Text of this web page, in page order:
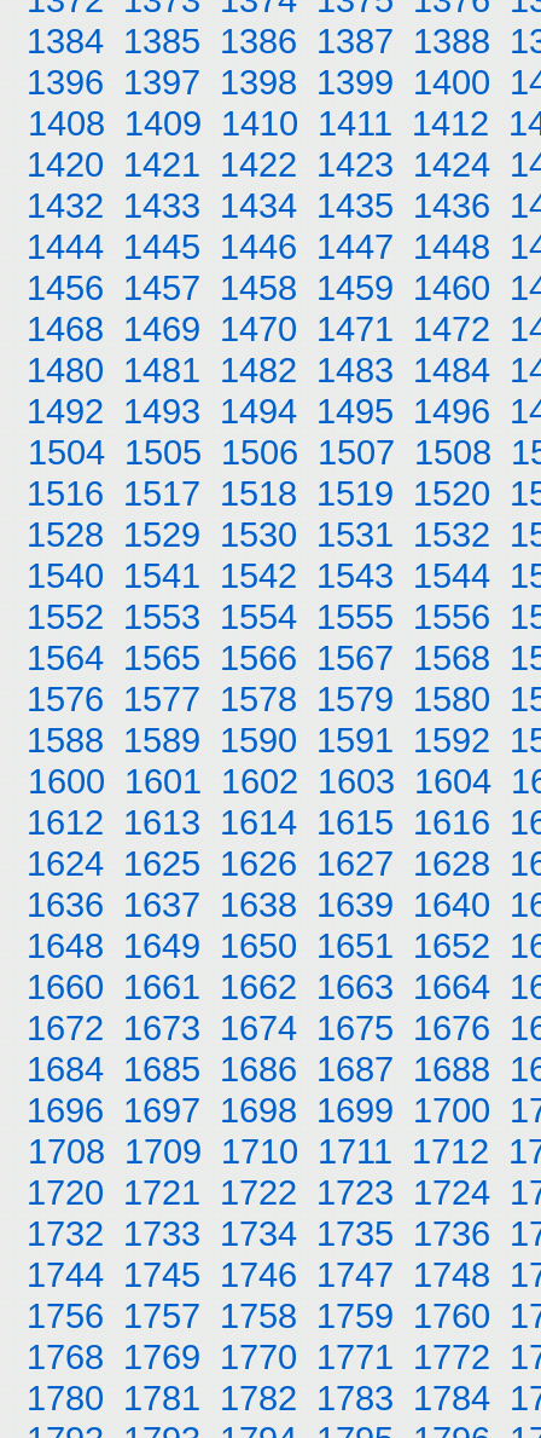
1384 1385 1386 1387 1388
1396 1397 1398 1399 1400
1408 1409 1410 1411 1412
1420 1421 1422 1423 1424
1432 1433 1434 1435 1436
1444 1445 1446 1447 1448
1456 1457 1458 1459 1460
1468 1469 1470 1471 1472
1480 1481 1482 1483 1484
1492 1493 1494 1495 1496
1504 1505 1506 1507 1508
1516 1517 1518 1519 1520
1528 1529 1530 1531 1532
1540 1541 1542 1543 1544
1552 1553 1554 1555 1556
1564 1565 1566 1567 1568
1576 1577 1578 1579 1580
1588 1589 1590 1591 1592
1600 1601 1602 1603 1604
1612 1613 1614 1615 1616
1624 1625 1626 1627 1628
1636 1637 1638 1639 1640
1648 1649 1650 1651 1652
1660 1661 1662 1663 1664
1672 1673 1674 1675 1676
1684 1685 1686 1687 1688
1696 1697 1698 1699 1700
1708 1709 1710 1711 1712
1720 1721 1722 1723 1724
1732 1733 1734 1735 1736
1744 1745 1746 1747 1748
1756 1757 1758 1759 1760
1768 1769 1770 1771 1772
1780 1781 1782 1783 1784